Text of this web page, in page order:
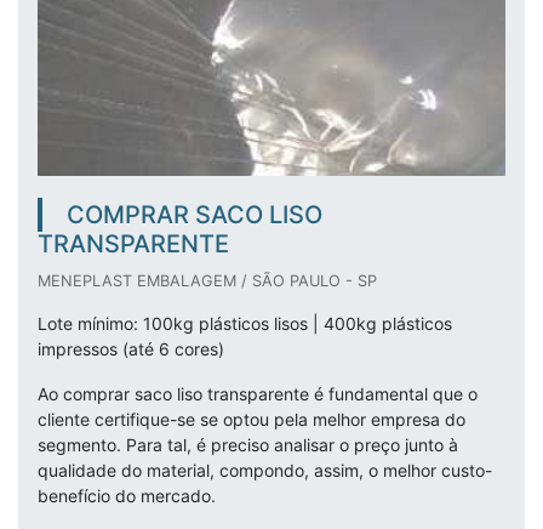
COMPRAR SACO LISO
TRANSPARENTE
MENEPLAST EMBALAGEM / SÃO PAULO - SP
Lote mínimo: 100kg plásticos lisos | 400kg plásticos
impressos (até 6 cores)
Ao comprar saco liso transparente é fundamental que o
cliente certifique-se se optou pela melhor empresa do
segmento. Para tal, é preciso analisar o preço junto à
qualidade do material, compondo, assim, o melhor custo-
benefício do mercado.